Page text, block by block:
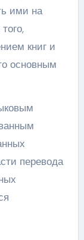
ими на
книг и
основным
перевода